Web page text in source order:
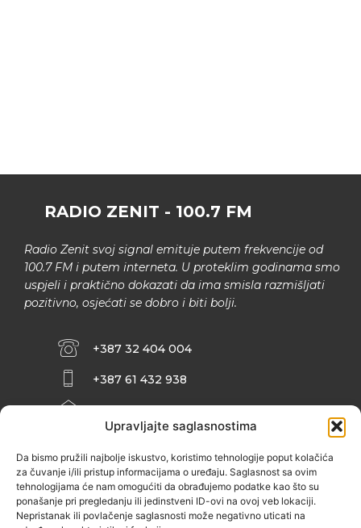
Upravljajte saglasnostima
Da bismo pružili najbolje iskustvo, koristimo tehnologije poput kolačića
za čuvanje i/ili pristup informacijama o uređaju. Saglasnost sa ovim
tehnologijama će nam omogućiti da obrađujemo podatke kao što su
ponašanje pri pregledanju ili jedinstveni ID-ovi na ovoj veb lokaciji.
Nepristanak ili povlačenje saglasnosti može negativno uticati na
RADIO ZENIT - 100.7 FM
Radio Zenit svoj signal emituje putem frekvencije od
100.7 FM i putem interneta. U proteklim godinama smo
uspjeli i praktično dokazati da ima smisla razmišljati
pozitivno, osjećati se dobro i biti bolji.
+387 32 404 004
+387 61 432 938
INFO@ZENIT.BA
ZENIČANKA, 3. SPRAT), 72000 ZENICA